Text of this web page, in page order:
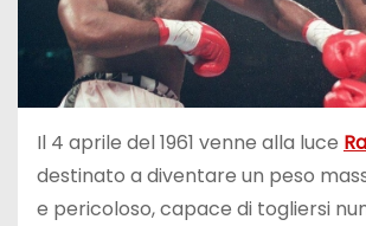
Il 4 aprile del 1961 venne alla luce
destinato a diventare un peso
e pericoloso, capace di togliersi